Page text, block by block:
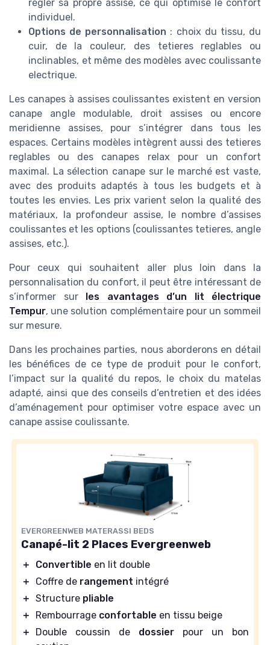
régler sa propre assise, ce qui optimise le confort
individuel.
Options de personnalisation : choix du tissu, du
cuir, de la couleur, des tetieres reglables ou
inclinables, et même des modèles avec coulissante
electrique.
Les canapes à assises coulissantes existent en version
canape angle modulable, droit assises ou encore
meridienne assises, pour s’intégrer dans tous les
espaces. Certains modèles intègrent aussi des tetieres
reglables ou des canapes relax pour un confort
maximal. La sélection canape sur le marché est vaste,
avec des produits adaptés à tous les budgets et à
toutes les envies. Les prix varient selon la qualité des
matériaux, la profondeur assise, le nombre d’assises
coulissantes et les options (coulissantes tetieres, angle
assises, etc.).
Pour ceux qui souhaitent aller plus loin dans la
personnalisation du confort, il peut être intéressant de
s’informer sur les avantages d’un lit électrique
Tempur, une solution complémentaire pour un sommeil
sur mesure.
Dans les prochaines parties, nous aborderons en détail
les bénéfices de ce type de produit pour le confort,
l’impact sur la qualité du repos, le choix du matelas
adapté, ainsi que des conseils d’entretien et des idées
d’aménagement pour optimiser votre espace avec un
canape assise coulissante.
EVERGREENWEB MATERASSI BEDS
Canapé-lit 2 Places Evergreenweb
＋ Convertible en lit double
＋
Coffre de rangement intégré
＋ Structure pliable
＋
Rembourrage confortable en tissu beige
＋
Double coussin de dossier pour un bon